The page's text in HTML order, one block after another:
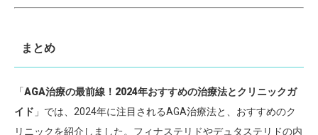
まとめ
「AGA治療の最前線！2024年おすすめの治療法とクリニックガ
イド 」では、2024年に注目されるAGA治療法と、おすすめのク
リニックを紹介しました。フィナステリドやデュタステリドの内